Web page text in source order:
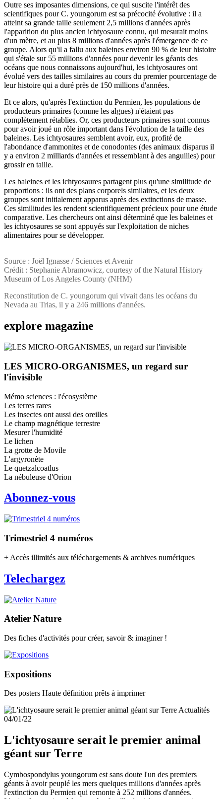
Outre ses imposantes dimensions, ce qui suscite l'intérêt des
scientifiques pour C. youngorum est sa précocité évolutive : il a
atteint sa grande taille seulement 2,5 millions d'années après
l'apparition du plus ancien ichtyosaure connu, qui mesurait moins
d'un mètre, et au plus 8 millions d'années après l'émergence de ce
groupe. Alors qu'il a fallu aux baleines environ 90 % de leur histoire
qui s'étale sur 55 millions d'années pour devenir les géants des
océans que nous connaissons aujourd'hui, les ichtyosaures ont
évolué vers des tailles similaires au cours du premier pourcentage de
leur histoire qui a duré près de 150 millions d'années.
Et ce alors, qu'après l'extinction du Permien, les populations de
producteurs primaires (comme les algues) n'étaient pas
complètement rétablies. Or, ces producteurs primaires sont connus
pour avoir joué un rôle important dans l'évolution de la taille des
baleines. Les ichtyosaures semblent avoir, eux, profité de
l'abondance d'ammonites et de conodontes (des animaux disparus il
y a environ 2 milliards d'années et ressemblant à des anguilles) pour
grossir en taille.
Les baleines et les ichtyosaures partagent plus qu'une similitude de
proportions : ils ont des plans corporels similaires, et les deux
groupes sont initialement apparus après des extinctions de masse.
Ces similitudes les rendent scientifiquement précieux pour une étude
comparative. Les chercheurs ont ainsi déterminé que les baleines et
les ichtyosaures se sont appuyés sur l'exploitation de niches
alimentaires pour se développer.
Source : Joël Ignasse / Sciences et Avenir
Crédit : Stephanie Abramowicz, courtesy of the Natural History
Museum of Los Angeles County (NHM)
Reconstitution de C. youngorum qui vivait dans les océans du
Nevada au Trias, il y a 246 millions d'années.
explore magazine
LES MICRO-ORGANISMES, un regard sur
l'invisible
Mémo sciences : l'écosystème
Les terres rares
Les insectes ont aussi des oreilles
Le champ magnétique terrestre
Mesurer l'humidité
Le lichen
La grotte de Movile
L'argyronète
Le quetzalcoatlus
La nébuleuse d'Orion
Abonnez-vous
Trimestriel 4 numéros
+ Accès illimités aux téléchargements & archives numériques
Telechargez
Atelier Nature
Des fiches d'activités pour créer, savoir & imaginer !
Expositions
Des posters Haute définition prêts à imprimer
Actualités
04/01/22
L'ichtyosaure serait le premier animal
géant sur Terre
Cymbospondylus youngorum est sans doute l'un des premiers
géants à avoir peuplé les mers quelques millions d'années après
l'extinction du Permien qui remonte à 252 millions d'années.